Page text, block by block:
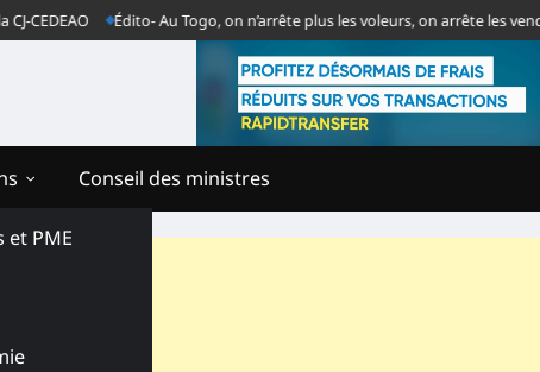
Édito- Au Togo, on n’arrête plus les voleurs, on arrête les
et PME
Conseil des ministres